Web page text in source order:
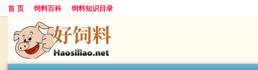
首 页 饲料百科 饲料知识目录